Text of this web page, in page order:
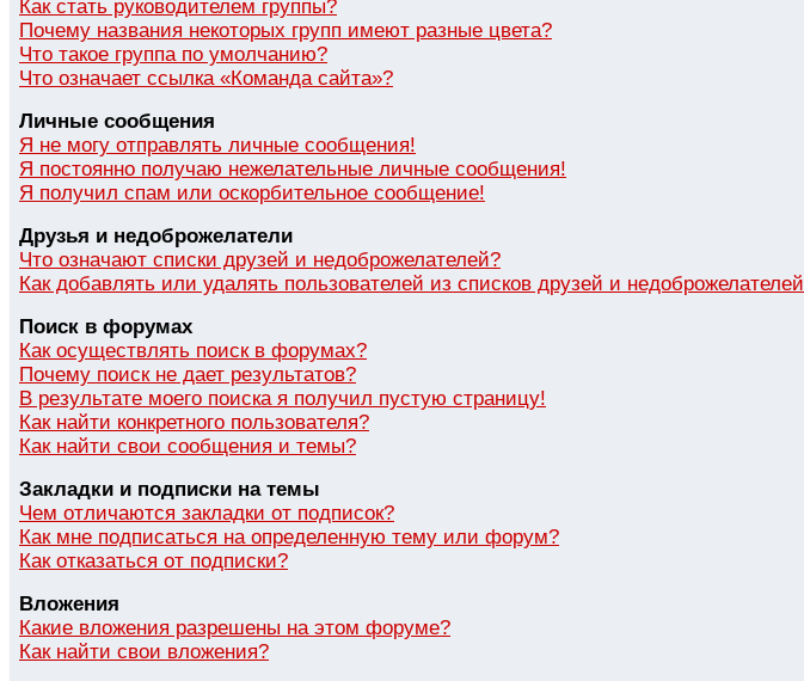
Как стать руководителем группы?
Почему названия некоторых групп имеют разные цвета?
Что такое группа по умолчанию?
Что означает ссылка «Команда сайта»?
Личные сообщения
Я не могу отправлять личные сообщения!
Я постоянно получаю нежелательные личные сообщения!
Я получил спам или оскорбительное сообщение!
Друзья и недоброжелатели
Что означают списки друзей и недоброжелателей?
Как добавлять или удалять пользователей из списков друзей и
Поиск в форумах
Как осуществлять поиск в форумах?
Почему поиск не дает результатов?
В результате моего поиска я получил пустую страницу!
Как найти конкретного пользователя?
Как найти свои сообщения и темы?
Закладки и подписки на темы
Чем отличаются закладки от подписок?
Как мне подписаться на определенную тему или форум?
Как отказаться от подписки?
Вложения
Какие вложения разрешены на этом форуме?
Как найти свои вложения?